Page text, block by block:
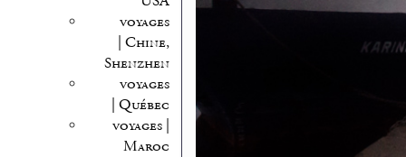
voyages
| Chine,
Shenzhen
voyages
| Québec
voyages |
Maroc